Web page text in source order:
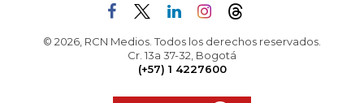
© 2026, RCN Medios. Todos los derechos reservados.
Cr. 13a 37-32, Bogotá
(+57) 1 4227600